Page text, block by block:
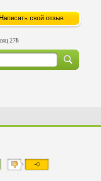
Написать свой отзыв
278
-0